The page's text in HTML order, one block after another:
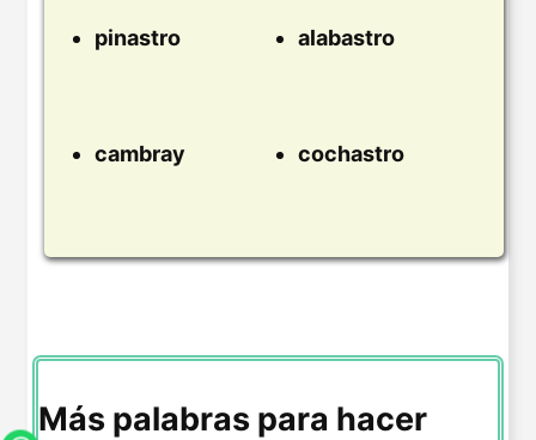
pinastro alabastro
cambray cochastro
Más palabras para hacer